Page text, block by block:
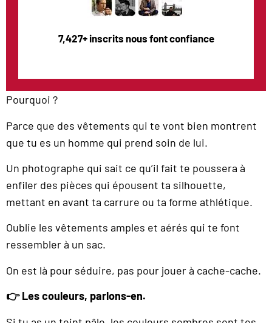
7,427+ inscrits nous font confiance
Pourquoi ?
Parce que des vêtements qui te vont bien montrent
que tu es un homme qui prend soin de lui.
Un photographe qui sait ce qu’il fait te poussera à
enfiler des pièces qui épousent ta silhouette,
mettant en avant ta carrure ou ta forme athlétique.
Oublie les vêtements amples et aérés qui te font
ressembler à un sac.
On est là pour séduire, pas pour jouer à cache-cache.
👉 Les couleurs, parlons-en.